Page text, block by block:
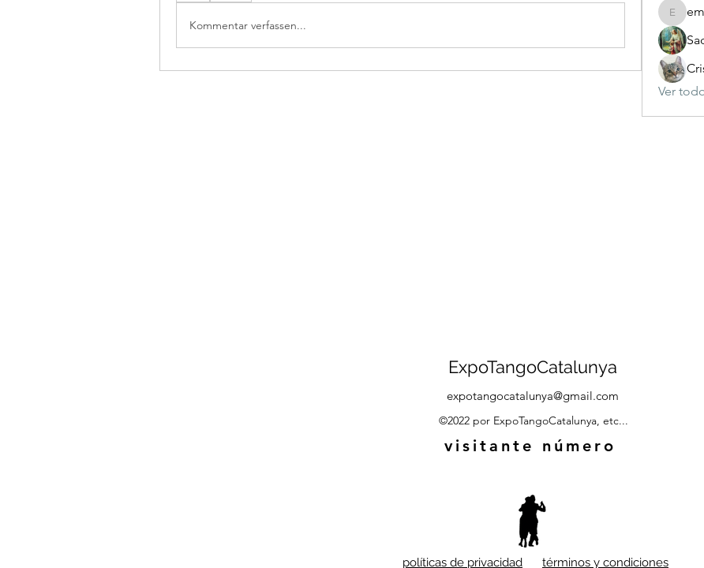
Kommentar verfassen...
Ver
ExpoTangoCatalunya
expotangocatalunya@gmail.com
©2022 por ExpoTangoCatalunya, etc...
visitante número
políticas de privacidad términos y condiciones